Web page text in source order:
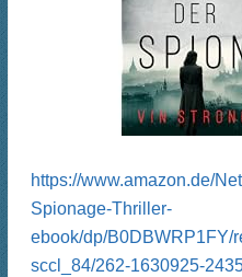
https://www.amazon.de/
Spionage-Thriller-
ebook/dp/B0DBWRP1FY/
sccl_84/262-1630925-